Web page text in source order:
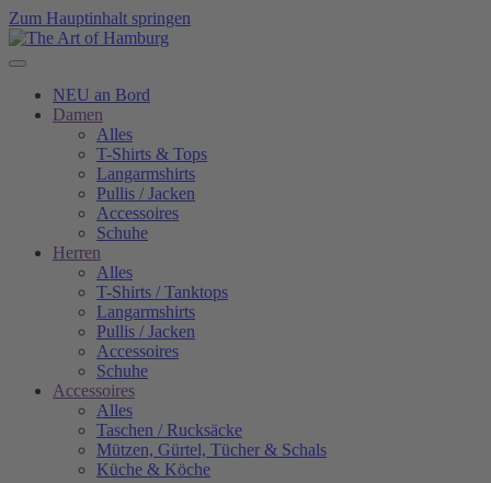
Zum Hauptinhalt springen
NEU an Bord
Damen
Alles
T-Shirts & Tops
Langarmshirts
Pullis / Jacken
Accessoires
Schuhe
Herren
Alles
T-Shirts / Tanktops
Langarmshirts
Pullis / Jacken
Accessoires
Schuhe
Accessoires
Alles
Taschen / Rucksäcke
Mützen, Gürtel, Tücher & Schals
Küche & Köche